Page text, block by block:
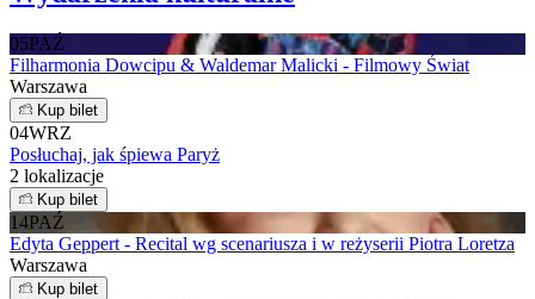
05PAŹ
Filharmonia Dowcipu & Waldemar Malicki - Filmowy Świat
Warszawa
Kup bilet
04WRZ
Posłuchaj, jak śpiewa Paryż
2 lokalizacje
Kup bilet
14PAŹ
Edyta Geppert - Recital wg scenariusza i w reżyserii Piotra Loretza
Warszawa
Kup bilet